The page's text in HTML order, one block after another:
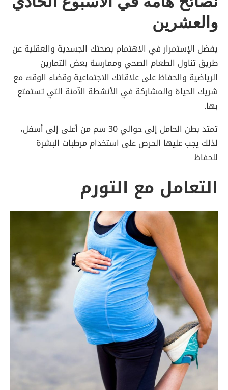
والعشرين
يفضل الإستمرار في الاهتمام بصحتك الجسدية والعقلية عن
طريق تناول الطعام الصحي وممارسة بعض التمارين
الرياضية والحفاظ على علاقاتك الاجتماعية وقضاء الوقت مع
شريك الحياة والمشاركة في الأنشطة الآمنة التي تستمتع
بها.
تمتد بطن الحامل إلى حوالي 30 سم من أعلى إلى أسفل،
لذلك يجب عليها الحرص على استخدام مرطبات البشرة
للحفاظ
التعامل مع التورم